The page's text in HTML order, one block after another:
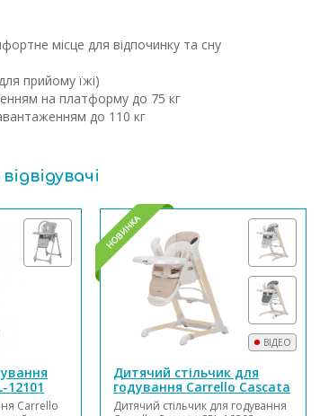
місце для відпочинку та сну
прийому їжі)
на платформу до 75 кг
до 110 кг
12101
Carrello
ВІДЕО
Дитячий стільчик для
годування Carrello Cascata
CRL-10303
Дитячий стільчик для годування